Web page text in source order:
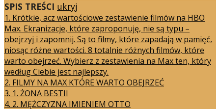
SPIS TREŚCI ukryj
1. Krótkie, acz wartościowe zestawienie filmów na HBO
Max. Ekranizacje, które zaproponuję, nie są typu –
obejrzyj i zapomnij. Są to filmy, które zapadają w pamięć,
niosąc różne wartości. 8 totalnie różnych filmów, które
warto obejrzeć. Wybierz z zestawienia na Max ten, który
według Ciebie jest najlepszy.
2. FILMY NA MAX KTÓRE WARTO OBEJRZEĆ
3. 1. ŻONA BESTII
4. 2. MĘŻCZYZNA IMIENIEM OTTO